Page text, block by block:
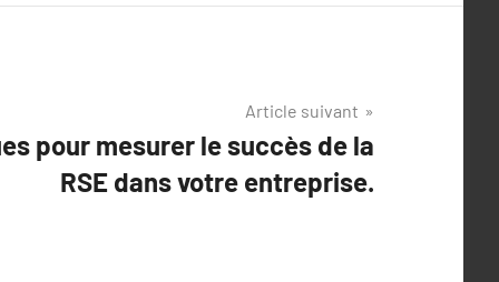
Article suivant
pour mesurer le succès de la
RSE dans votre entreprise.